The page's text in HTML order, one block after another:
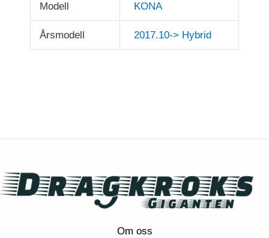
Modell KONA
Årsmodell 2017.10-> Hybrid
Om oss